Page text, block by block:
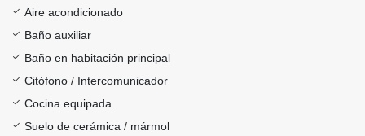
Aire acondicionado
Baño auxiliar
Baño en habitación principal
Citófono / Intercomunicador
Cocina equipada
Suelo de cerámica / mármol